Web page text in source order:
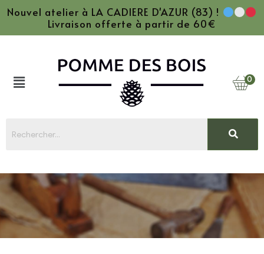
Nouvel atelier à LA CADIERE D'AZUR (83) !
Livraison offerte à partir de 60€
0